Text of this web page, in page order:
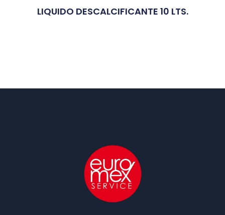
LIQUIDO DESCALCIFICANTE 10 LTS.